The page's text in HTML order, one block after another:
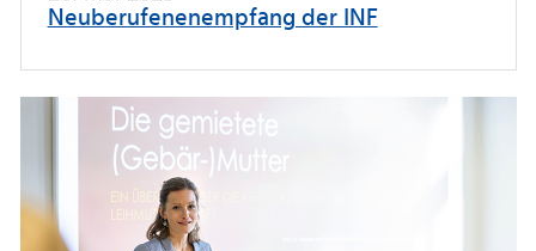
Neuberufenenempfang der INF